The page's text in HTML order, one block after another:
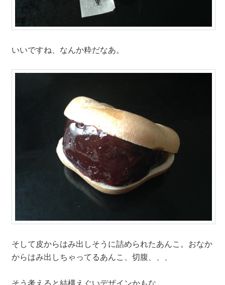
いいですね、なんか粋だなあ。
そして皮からはみ出しそうに詰められたあんこ。おなか
からはみ出しちゃってるあんこ、切腹、、、